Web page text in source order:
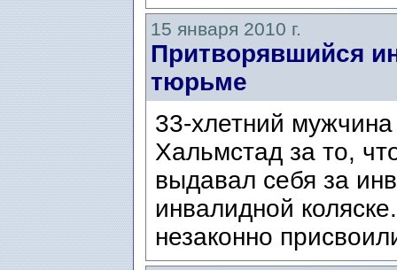
15 января 2010 г.
Притворявшийся
тюрьме
33-хлетний
Хальмстад за то,
выдавал себя за
инвалидной
незаконно